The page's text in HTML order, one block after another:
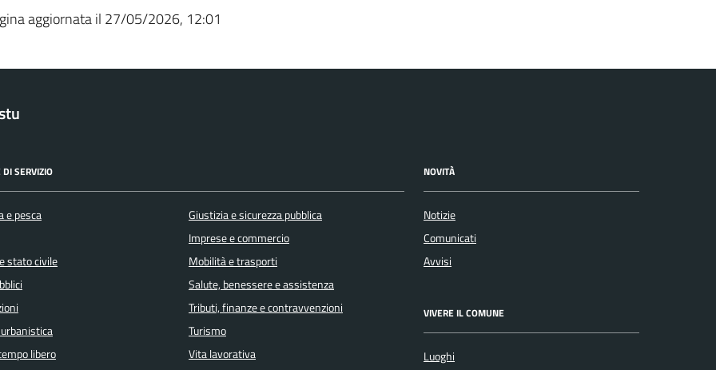
aggiornata il 27/05/2026, 12:01
DI SERVIZIO
e pesca
stato civile
libero
Giustizia e sicurezza pubblica
Imprese e commercio
Mobilità e trasporti
Salute, benessere e assistenza
Tributi, finanze e contravvenzioni
Turismo
Vita lavorativa
NOVITÀ
Notizie
Comunicati
Avvisi
VIVERE IL COMUNE
Luoghi